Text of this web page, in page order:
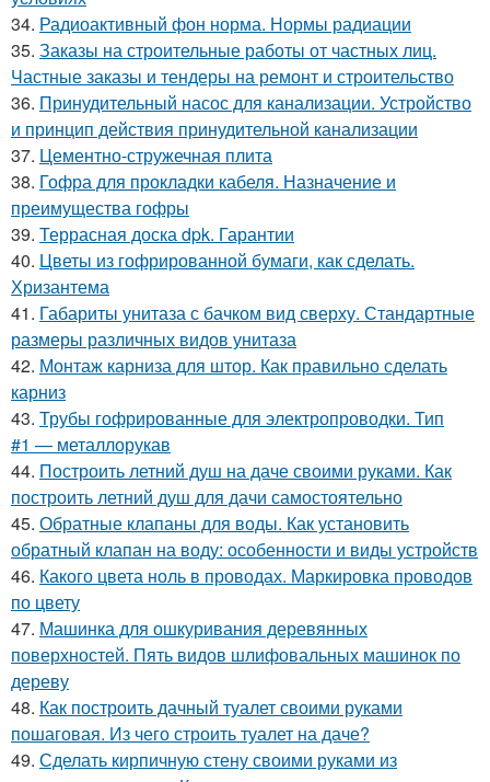
34. Радиоактивный фон норма. Нормы радиации
35. Заказы на строительные работы от частных лиц.
Частные заказы и тендеры на ремонт и строительство
36. Принудительный насос для канализации. Устройство
и принцип действия принудительной канализации
37. Цементно-стружечная плита
38. Гофра для прокладки кабеля. Назначение и
преимущества гофры
39. Террасная доска dpk. Гарантии
40. Цветы из гофрированной бумаги, как сделать.
Хризантема
41. Габариты унитаза с бачком вид сверху. Стандартные
размеры различных видов унитаза
42. Монтаж карниза для штор. Как правильно сделать
карниз
43. Трубы гофрированные для электропроводки. Тип
#1 — металлорукав
44. Построить летний душ на даче своими руками. Как
построить летний душ для дачи самостоятельно
45. Обратные клапаны для воды. Как установить
обратный клапан на воду: особенности и виды устройств
46. Какого цвета ноль в проводах. Маркировка проводов
по цвету
47. Машинка для ошкуривания деревянных
поверхностей. Пять видов шлифовальных машинок по
дереву
48. Как построить дачный туалет своими руками
пошаговая. Из чего строить туалет на даче?
49. Сделать кирпичную стену своими руками из